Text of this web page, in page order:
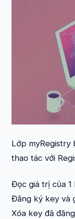
Lớp myRegistry
thao tác với
Đọc giá trị của 1
Đăng ký key và
Xóa key đã